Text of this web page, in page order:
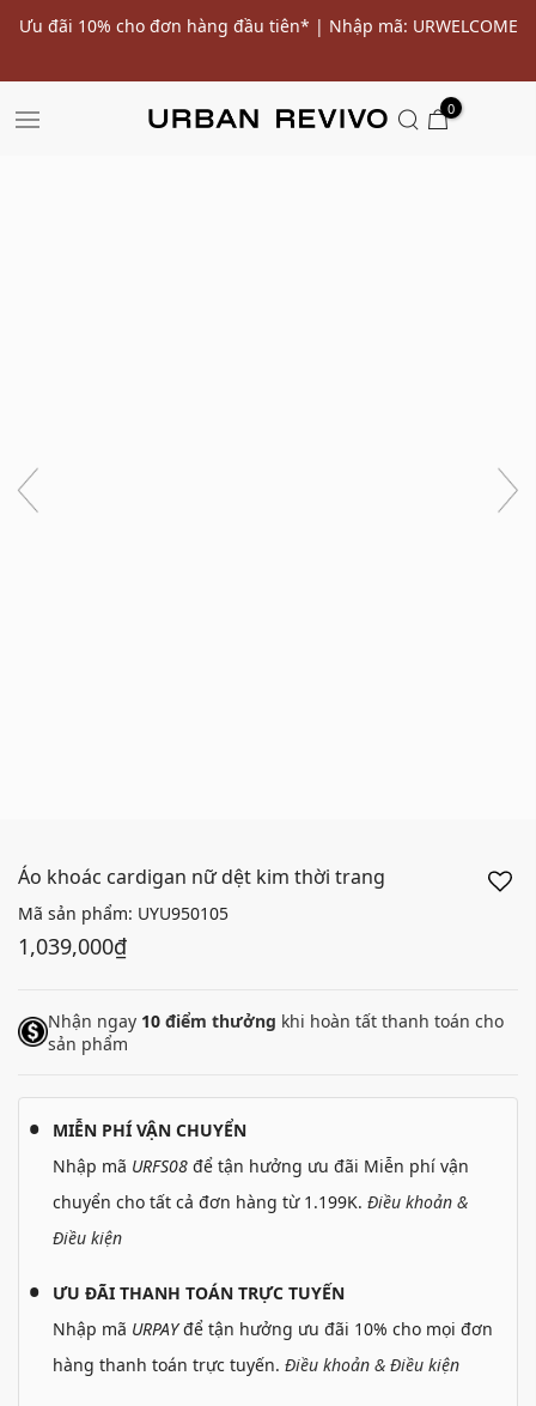
Ưu đãi 10% cho đơn hàng đầu tiên* | Nhập mã: URWELCOME
0
Áo khoác cardigan nữ dệt kim thời trang
Mã sản phẩm: UYU950105
1,039,000₫
Nhận ngay 10 điểm thưởng khi hoàn tất thanh toán cho
sản phẩm
MIỄN PHÍ VẬN CHUYỂN
Nhập mã URFS08 để tận hưởng ưu đãi Miễn phí vận
chuyển cho tất cả đơn hàng từ 1.199K. Điều khoản &
Điều kiện
ƯU ĐÃI THANH TOÁN TRỰC TUYẾN
Nhập mã URPAYđể tận hưởng ưu đãi 10% cho mọi đơn
hàng thanh toán trực tuyến. Điều khoản & Điều kiện
SALE